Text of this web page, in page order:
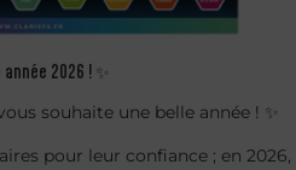
2026 ! ✨
souhaite une belle année ! ✨
pour leur confiance ; en 2026,